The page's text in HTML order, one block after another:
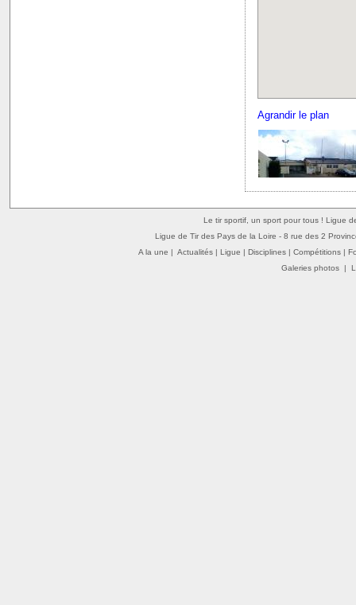
Agrandir le plan
Le tir sportif, un sport pour tous ! Ligue
Ligue de Tir des Pays de la Loire - 8 rue des 2
A la une
Actualités Ligue Disciplines Compétitions
Galeries photos|